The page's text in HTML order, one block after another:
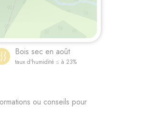
Bois sec en août
taux d'humidité ≤ à 23%
ou conseils pour